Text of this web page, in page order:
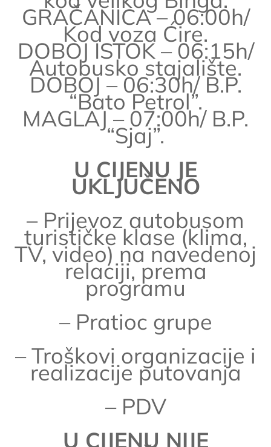
GRAČANICA – 06:00h/
Kod voza Ćire.
DOBOJ ISTOK – 06:15h/
Autobusko stajalište.
DOBOJ – 06:30h/ B.P.
“Bato Petrol”.
MAGLAJ – 07:00h/ B.P.
“Sjaj”.
U CIJENU JE
UKLJUČENO
– Prijevoz autobusom
turističke klase (klima,
TV, video) na navedenoj
relaciji, prema
programu
– Pratioc grupe
– Troškovi organizacije i
realizacije putovanja
– PDV
U CIJENU NIJE